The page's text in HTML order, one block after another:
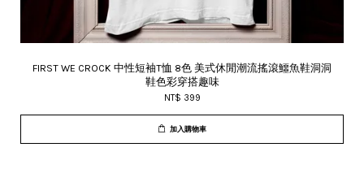
FIRST WE CROCK 中性短袖T恤 8色 美式休閒潮流搖滾鱷魚鞋洞洞
鞋色彩穿搭趣味
NT$ 399
加入購物車